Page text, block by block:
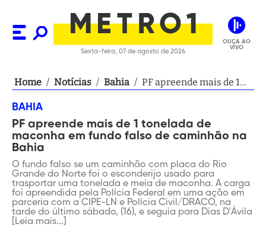
Sexta-feira, 07 de agosto de 2026
OUÇA AO
VIVO
Home / Notícias / Bahia / PF apreende mais de 1
caminhão na Bahia
BAHIA
PF apreende mais de 1 tonelada de
maconha em fundo falso de caminhão na
Bahia
O fundo falso se um caminhão com placa do Rio
Grande do Norte foi o esconderijo usado para
trasportar uma tonelada e meia de maconha. A carga
foi apreendida pela Polícia Federal em uma ação em
parceria com a CIPE-LN e Polícia Civil/DRACO, na
tarde do último sábado, (16), e seguia para Dias D'Ávila
[Leia mais...]